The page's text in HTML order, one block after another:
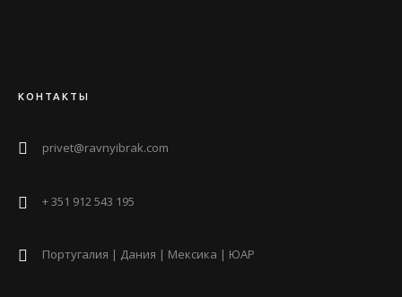
КОНТАКТЫ
privet@ravnyibrak.com
+ 351 912 543 195
Португалия | Дания | Мексика | ЮАР